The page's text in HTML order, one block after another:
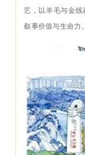
艺，以羊毛与金
叙事价值与生命力。